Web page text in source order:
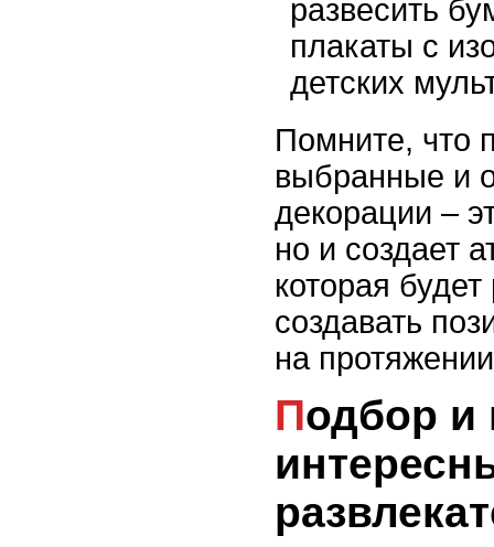
развесить
плакаты с
детских
Помните, что
выбранные и
декорации –
но и создает
которая
создавать
на
Подбор и проведение